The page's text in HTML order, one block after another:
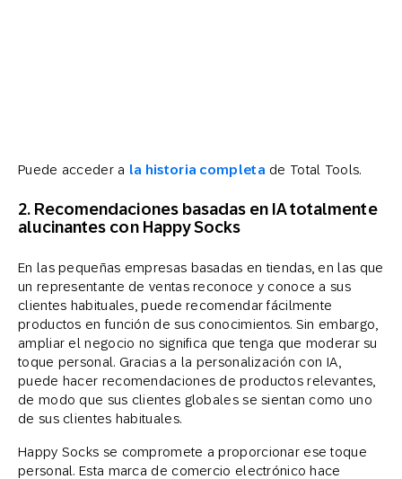
Puede acceder a la historia completa de Total Tools.
2. Recomendaciones basadas en IA totalmente
alucinantes con Happy Socks
En las pequeñas empresas basadas en tiendas, en las que
un representante de ventas reconoce y conoce a sus
clientes habituales, puede recomendar fácilmente
productos en función de sus conocimientos. Sin embargo,
ampliar el negocio no significa que tenga que moderar su
toque personal. Gracias a la personalización con IA,
puede hacer recomendaciones de productos relevantes,
de modo que sus clientes globales se sientan como uno
de sus clientes habituales.
Happy Socks se compromete a proporcionar ese toque
personal. Esta marca de comercio electrónico hace